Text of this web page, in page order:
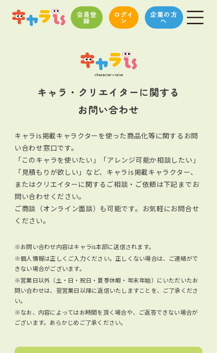
会員登
録
ログイ
ン
企業の方
へ
キャラ・クリエイターに関する
お問い合わせ
キャラis掲載キャラクターを使った商品化等に関するお問
い合わせ窓口です。
「このキャラを使いたい」「アレンジ可能か相談したい」
「見積もりが欲しい」など、キャラis掲載キャラクター、
またはクリエイターに関する ご相談・ご依頼は下記までお
問い合わせください。
ご商談（オンライン面談）も可能です。お気軽にお問合せ
ください。
※お問い合わせ内容はキャラis本部に送信されます。
※個人情報は正しくご入力ください。正しくない場合は、ご連絡がで
きない場合がございます。
※営業日以外（土・日・祝日・夏季休暇・年末年始）にいただいたお
問い合わせは、翌営業日以降に返信いたしますことを、ご了承くださ
い。
※なお、内容によってはお時間を頂く場合や、ご返答できない場合が
ございます。あらかじめご了承ください。